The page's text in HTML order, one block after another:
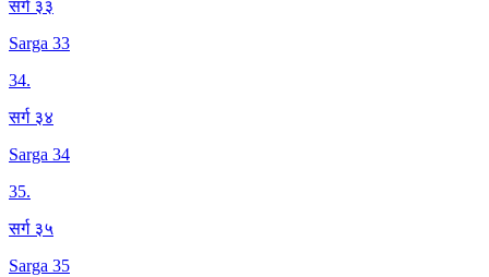
सर्ग ३३
Sarga 33
34.
सर्ग ३४
Sarga 34
35.
सर्ग ३५
Sarga 35